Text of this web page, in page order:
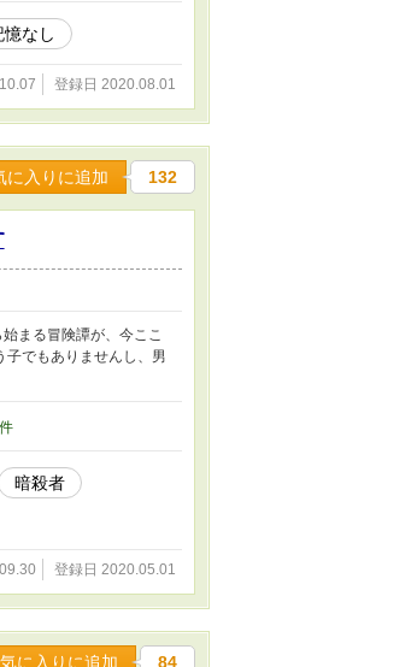
なし
登録日 2020.08.01
に入りに追加 132
まる冒険譚が、今ここ
でもありませんし、男
暗殺者
登録日 2020.05.01
に入りに追加 84